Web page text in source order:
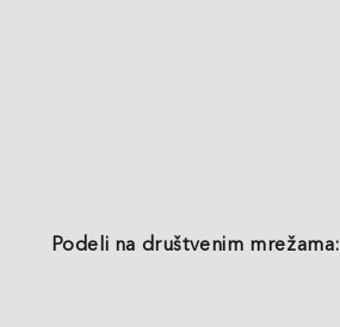
Podeli na društvenim mrežama: